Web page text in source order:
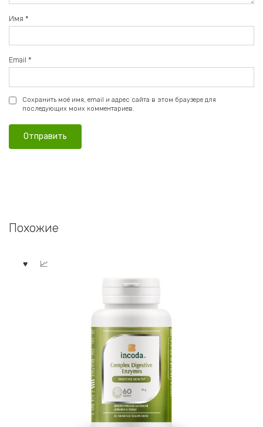
Имя *
Email *
Сохранить моё имя, email и адрес сайта в этом браузере для
последующих моих комментариев.
Похожие